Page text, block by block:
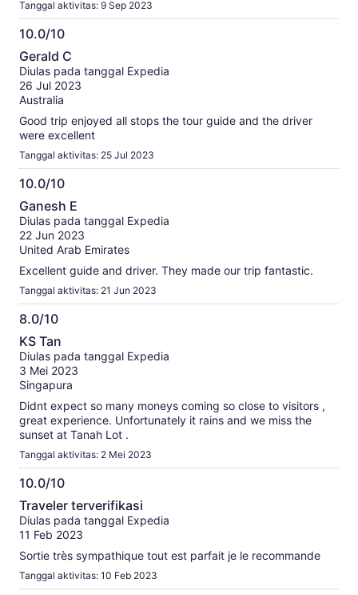
Tanggal aktivitas: 9 Sep 2023
10.0/10
10.0
dari
10
Gerald C
Diulas pada tanggal Expedia
26 Jul 2023
Australia
Good trip enjoyed all stops the tour guide and the driver
were excellent
Tanggal aktivitas: 25 Jul 2023
10.0/10
10.0
dari
10
Ganesh E
Diulas pada tanggal Expedia
22 Jun 2023
United Arab Emirates
Excellent guide and driver. They made our trip fantastic.
Tanggal aktivitas: 21 Jun 2023
8.0/10
8.0
dari
10
KS Tan
Diulas pada tanggal Expedia
3 Mei 2023
Singapura
Didnt expect so many moneys coming so close to visitors ,
great experience. Unfortunately it rains and we miss the
sunset at Tanah Lot .
Tanggal aktivitas: 2 Mei 2023
10.0/10
10.0
dari
10
Traveler terverifikasi
Diulas pada tanggal Expedia
11 Feb 2023
Sortie très sympathique tout est parfait je le recommande
Tanggal aktivitas: 10 Feb 2023